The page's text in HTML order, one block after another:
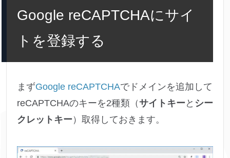
Google reCAPTCHAにサイ
トを登録する
まずGoogle reCAPTCHAでドメインを追加して
reCAPTCHAのキーを2種類（サイトキーと シー
クレットキー）取得しておきます。